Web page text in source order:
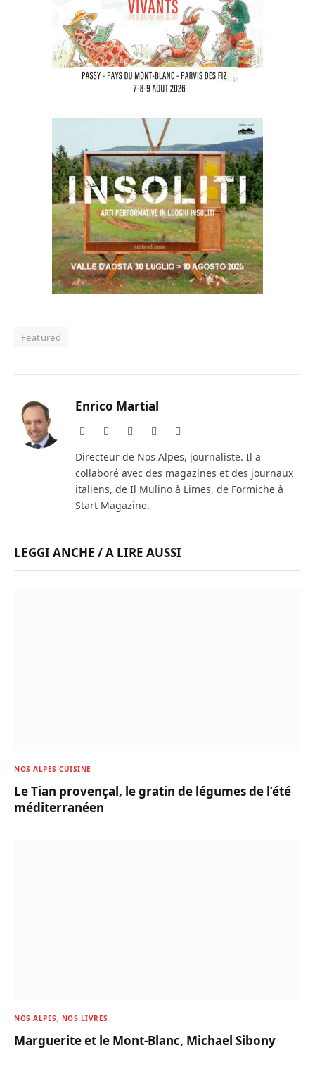
Featured
Enrico Martial
Website Facebook Instagram
Directeur de Nos Alpes, journaliste. Il a
collaboré avec des magazines et des journaux
italiens, de Il Mulino à Limes, de Formiche à
Start Magazine.
LEGGI ANCHE / A LIRE AUSSI
NOS ALPES CUISINE
Le Tian provençal, le gratin de légumes de l’été
méditerranéen
NOS ALPES, NOS LIVRES
Marguerite et le Mont-Blanc, Michael Sibony